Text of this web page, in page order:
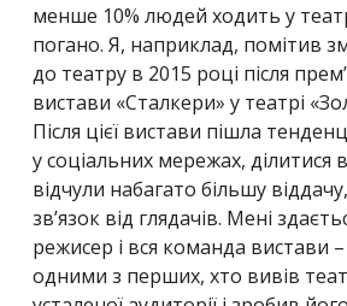
менше 10% людей ходить у
погано. Я, наприклад, помітив
до театру в 2015 році після
вистави «Сталкери» у театрі
Після цієї вистави пішла
у соціальних мережах, ділитися
відчули набагато більшу
зв’язок від глядачів. Мені
режисер і вся команда вистави
одними з перших, хто вивів